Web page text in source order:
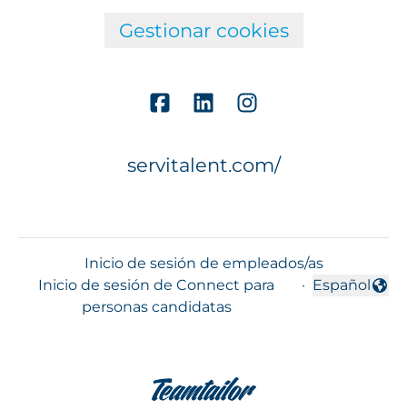
Gestionar cookies
servitalent.com/
Inicio de sesión de empleados/as
Inicio de sesión de Connect para
personas candidatas
·
Cambiar
Español